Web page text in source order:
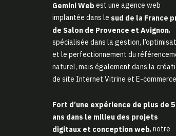
Gemini Web est une agence web
implantée dans le sud de la France
de Salon de Provence et Avignon,
spécialisée dans la gestion,
et le perfectionnement du
naturel, mais également dans la
de site Internet Vitrine et E-
Fort d’une expérience de plus de 5
ans dans le milieu des projets
digitaux et conception web, notre